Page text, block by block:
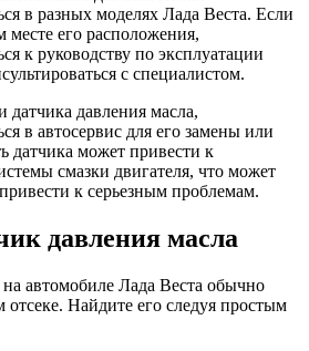
в разных моделях Лада Веста. Если
его расположения,
к руководству по эксплуатации
с специалистом.
датчика давления масла,
в автосервис для его замены или
датчика может привести к
смазки двигателя, что может
к серьезным проблемам.
давления масла
автомобиле Лада Веста обычно
Найдите его следуя простым